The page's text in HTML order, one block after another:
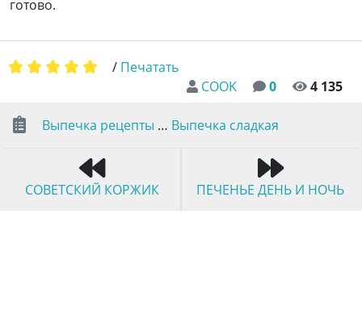
готово.
COOK 0 4 135
/ Печатать
Выпечка рецепты … Выпечка сладкая
СОВЕТСКИЙ КОРЖИК ПЕЧЕНЬЕ ДЕНЬ И НОЧЬ